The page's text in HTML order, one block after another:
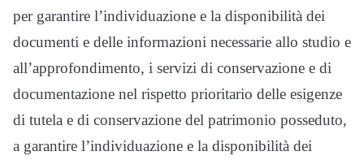
per garantire l’individuazione e la disponibilità dei
documenti e delle informazioni necessarie allo studio e
all’approfondimento, i servizi di conservazione e di
documentazione nel rispetto prioritario delle esigenze
di tutela e di conservazione del patrimonio posseduto,
a garantire l’individuazione e la disponibilità dei